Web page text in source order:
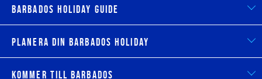
Barbados Holiday Guide
Planera din Barbados Holiday
Kommer till Barbados